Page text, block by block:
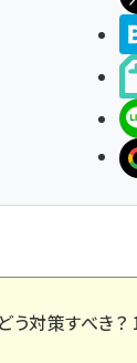
対策すべき